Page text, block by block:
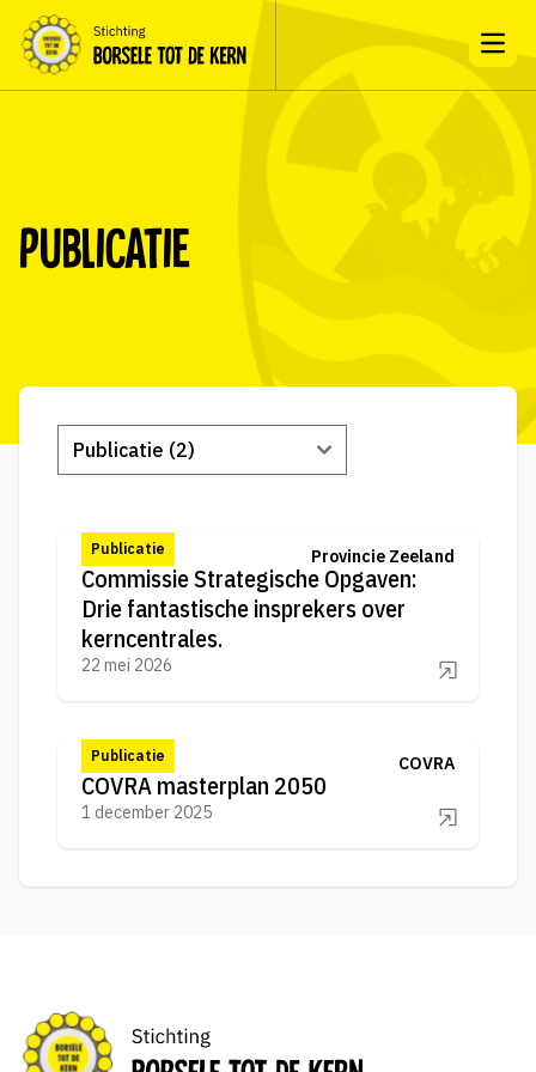
Publicatie
Publicatie Provincie Zeeland
Commissie Strategische Opgaven:
Drie fantastische insprekers over
kerncentrales.
22 mei 2026
Publicatie COVRA
COVRA masterplan 2050
1 december 2025